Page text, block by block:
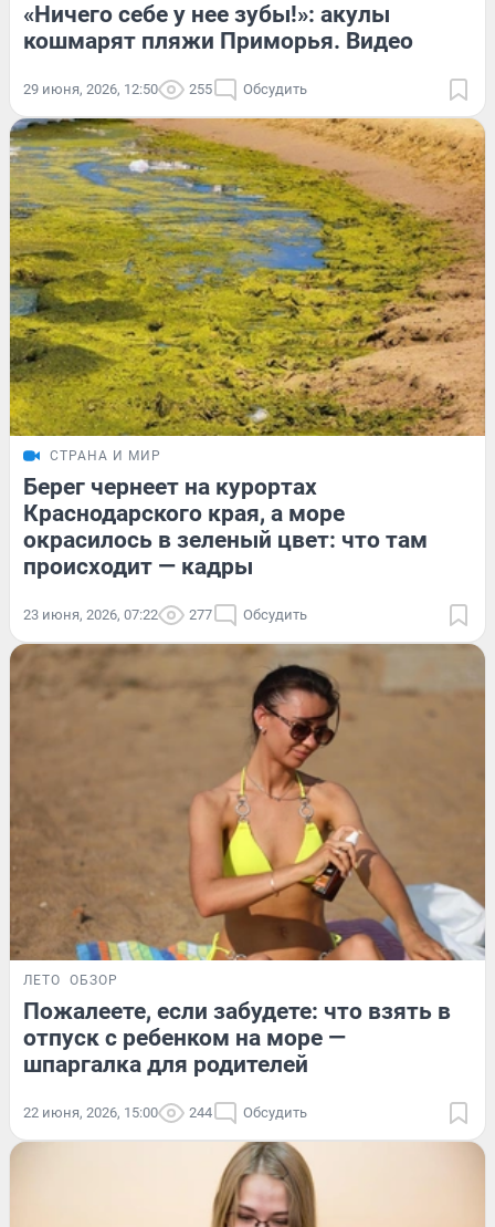
«Ничего себе у нее зубы!»: акулы
кошмарят пляжи Приморья. Видео
29 июня, 2026, 12:50 255 Обсудить
СТРАНА И МИР
Берег чернеет на курортах
Краснодарского края, а море
окрасилось в зеленый цвет: что там
происходит — кадры
23 июня, 2026, 07:22 277 Обсудить
ЛЕТО ОБЗОР
Пожалеете, если забудете: что взять в
отпуск с ребенком на море —
шпаргалка для родителей
22 июня, 2026, 15:00 244 Обсудить